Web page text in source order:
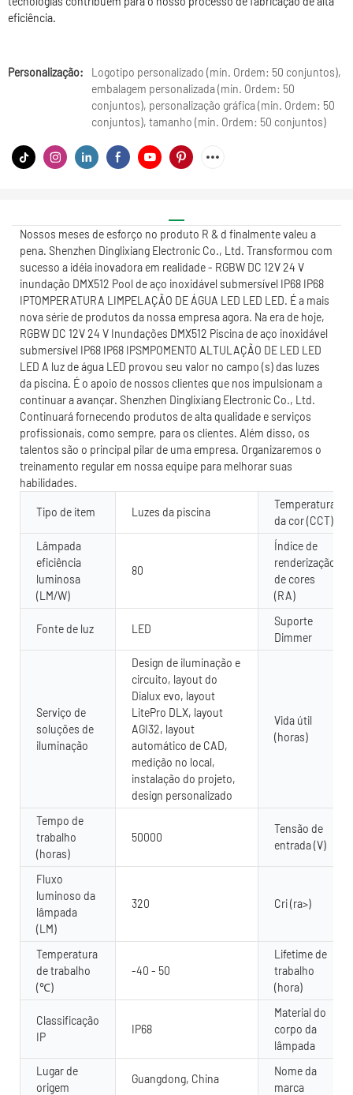
eficiência.
Personalização:
Logotipo personalizado (min. Ordem: 50 conjuntos),
embalagem personalizada (min. Ordem: 50
conjuntos), personalização gráfica (min. Ordem: 50
conjuntos), tamanho (min. Ordem: 50 conjuntos)
Nossos meses de esforço no produto R & d finalmente valeu a
pena. Shenzhen Dinglixiang Electronic Co., Ltd. Transformou com
sucesso a idéia inovadora em realidade - RGBW DC 12V 24 V
inundação DMX512 Pool de aço inoxidável submersível IP68 IP68
IPTOMPERATURA LIMPELAÇÃO DE ÁGUA LED LED LED. É a mais
nova série de produtos da nossa empresa agora. Na era de hoje,
RGBW DC 12V 24 V Inundações DMX512 Piscina de aço inoxidável
submersível IP68 IP68 IPSMPOMENTO ALTULAÇÃO DE LED LED
LED A luz de água LED provou seu valor no campo (s) das luzes
da piscina. É o apoio de nossos clientes que nos impulsionam a
continuar a avançar. Shenzhen Dinglixiang Electronic Co., Ltd.
Continuará fornecendo produtos de alta qualidade e serviços
profissionais, como sempre, para os clientes. Além disso, os
talentos são o principal pilar de uma empresa. Organizaremos o
treinamento regular em nossa equipe para melhorar suas
habilidades.
Tipo de item Luzes da piscina
Temperatura
da cor (CCT)
Lâmpada
eficiência
luminosa
(LM/W)
80
Índice de
renderização
de cores
(RA)
Fonte de luz LED
Suporte
Dimmer
Serviço de
soluções de
iluminação
Design de iluminação e
circuito, layout do
Dialux evo, layout
LitePro DLX, layout
AGI32, layout
automático de CAD,
medição no local,
instalação do projeto,
design personalizado
Vida útil
(horas)
Tempo de
trabalho
(horas)
50000
Tensão de
entrada (V)
Fluxo
luminoso da
lâmpada
(LM)
320 Cri (ra>)
Temperatura
de trabalho
(℃)
-40 - 50
Lifetime de
trabalho
(hora)
Classificação
IP
IP68
Material do
corpo da
lâmpada
Lugar de
origem
Guangdong, China
Nome da
marca